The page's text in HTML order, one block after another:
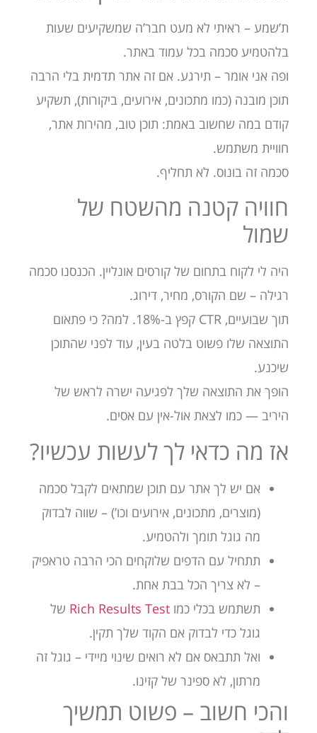
ת’שמע – ראיתי לא מעט חבר’ה שמשקיעים שעות
בלהטמיע סכמה בכל עמוד באתר.
ופה אני אומר – תירגע. אם זה אתר תדמית בלי הרבה
תוכן מובנה (כמו מתכונים, אירועים, ביקורות), תשקיע
קודם במה שחשוב באמת: תוכן טוב, מהירות אתר,
חוויית משתמש.
סכמה זה בונוס. לא תחליף.
חוויה קטנה מהשטח של
שמול
היה לי לקוח בתחום של קורסים אונליין. הכנסנו סכמה
רגילה – שם הקורס, מחיר, דירוג.
תוך שבועיים, CTR קפץ ב-18%. למה? כי פתאום
התוצאה שלו פשוט בלטה בעין, עוד לפני שהתוכן
שיכנע.
הופך את התוצאה שלך לפגיעה ישרה לראש של
היריב — כמו לצאת אול-אין עם אסים.
אז מה כדאי לך לעשות עכשיו?
אם יש לך אתר עם תוכן שמתאים לקבל סכמה
(מוצרים, מתכונים, אירועים וכו’) – שווה לבדוק
מה גוגל תומך ולהטמיע.
תתחיל עם הדפים שלוקחים הכי הרבה טראפיק
– לא צריך הכל בבת אחת.
תשתמש בכלי כמו Rich Results Test של
גוגל כדי לבדוק אם הקוד שלך תקין.
ואל תתבאס אם לא רואים שינוי מיידי – גוגל זה
מרתון, לא ספינר של קזינו.
והכי חשוב – פשוט תמשיך